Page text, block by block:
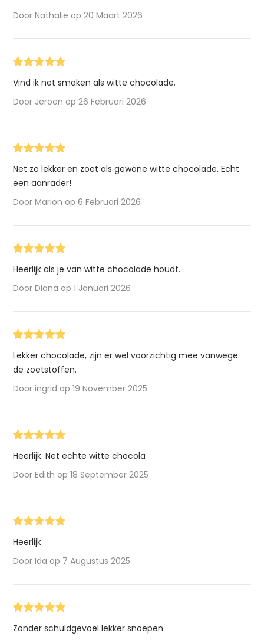
Door Nathalie op 20 Maart 2026
Vind ik net smaken als witte chocolade.
Door Jeroen op 26 Februari 2026
Net zo lekker en zoet als gewone witte chocolade. Echt
een aanrader!
Door Marion op 6 Februari 2026
Heerlijk als je van witte chocolade houdt.
Door Diana op 1 Januari 2026
Lekker chocolade, zijn er wel voorzichtig mee vanwege
de zoetstoffen.
Door ingrid op 19 November 2025
Heerlijk. Net echte witte chocola
Door Edith op 18 September 2025
Heerlijk
Door Ida op 7 Augustus 2025
Zonder schuldgevoel lekker snoepen